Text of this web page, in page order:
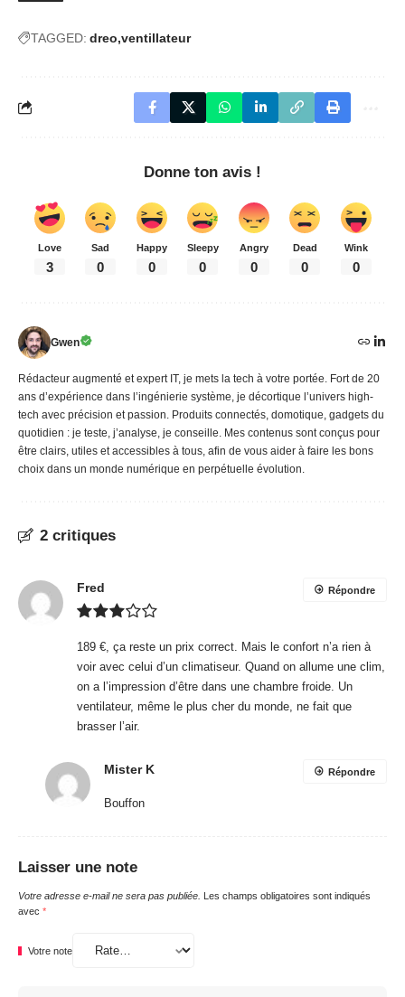
TAGGED: dreo ventillateur
Donne ton avis !
Love
3
Sad
0
Happy
0
Sleepy
0
Angry
0
Dead
0
Wink
0
Gwen
Rédacteur augmenté et expert IT, je mets la tech à votre portée. Fort de 20
ans d’expérience dans l’ingénierie système, je décortique l’univers high-
tech avec précision et passion. Produits connectés, domotique, gadgets du
quotidien : je teste, j’analyse, je conseille. Mes contenus sont conçus pour
être clairs, utiles et accessibles à tous, afin de vous aider à faire les bons
choix dans un monde numérique en perpétuelle évolution.
2 critiques
Fred
189 €, ça reste un prix correct. Mais le confort n’a rien à
voir avec celui d’un climatiseur. Quand on allume une clim,
on a l’impression d’être dans une chambre froide. Un
ventilateur, même le plus cher du monde, ne fait que
brasser l’air.
Répondre
Mister K
Bouffon
Répondre
Laisser une note
Votre adresse e-mail ne sera pas publiée.
Les champs obligatoires sont indiqués
avec *
Votre note